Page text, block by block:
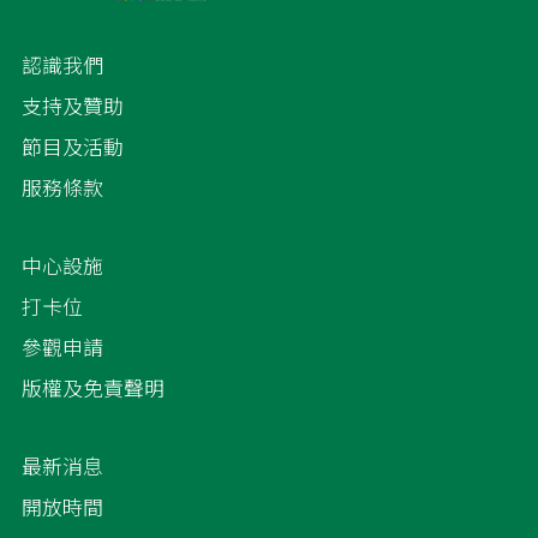
認識我們
支持及贊助
節目及活動
服務條款
中心設施
打卡位
參觀申請
版權及免責聲明
最新消息
開放時間